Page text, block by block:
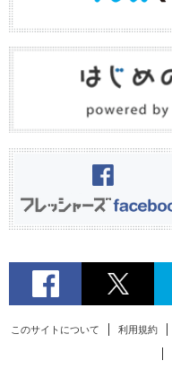
このサイトについて 利用規約